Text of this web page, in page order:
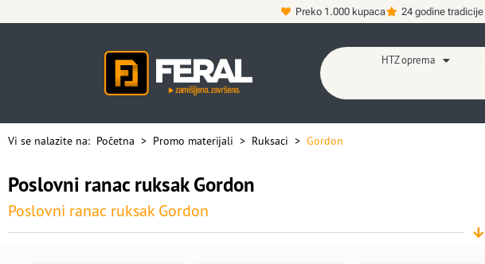
Preko 1.000 kupaca 24 godine tradicije
HTZ oprema
Vi se nalazite na: Početna > Promo materijali > Ruksaci > Gordon
Poslovni ranac ruksak Gordon
Poslovni ranac ruksak Gordon